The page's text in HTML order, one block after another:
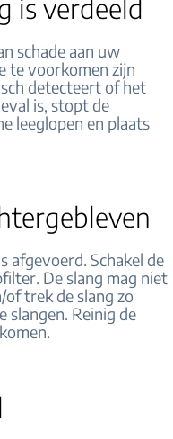
is verdeeld
schade aan uw
te voorkomen zijn
detecteert of het
is, stopt de
leeglopen en plaats
afgevoerd. Schakel de
De slang mag niet
trek de slang zo
slangen. Reinig de